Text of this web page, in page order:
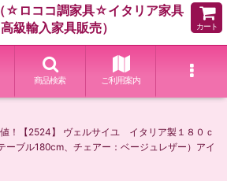
☆ロココ調家具☆イタリア家具
級輸入家具販売）
カート
商品検索 ご利用案内
！【2524】 ヴェルサイユ イタリア製１８０ｃ
ブル180cm、チェアー：ベージュレザー）アイ